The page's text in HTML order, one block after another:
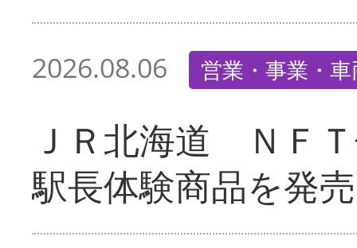
2026.08.06 営業・事業・
ＪＲ北海道 ＮＦ
駅長体験商品を発売